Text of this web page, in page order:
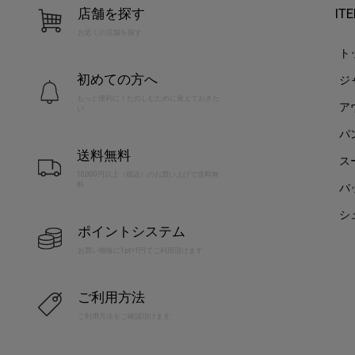
店舗を探す
お近くの店舗を探す
初めての方へ
送料無料
10,000円以上（税込）のお買い上げで送料無
ポイントシステム
お買い物毎に1pt=1円でご利用頂けます
ご利用方法
ジ
ア
パ
ス
バ
シ